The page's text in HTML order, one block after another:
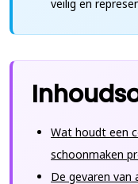
veilig en
Wat houdt een
schoonmaken
De gevaren van